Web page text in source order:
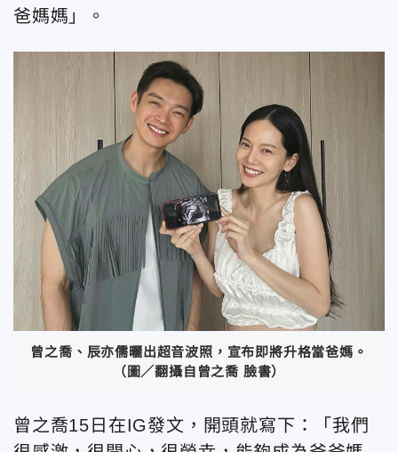
爸媽媽」。
曾之喬、辰亦儒曬出超音波照，宣布即將升格當爸媽。
（圖／翻攝自曾之喬 臉書）
曾之喬15日在IG發文，開頭就寫下：「我們